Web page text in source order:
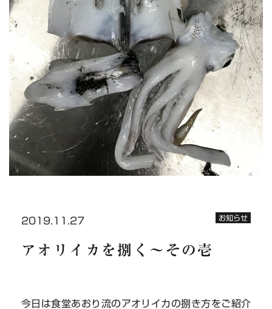
2019.11.27 お知らせ
アオリイカを捌く〜その壱
今日は食堂あおり流のアオリイカの捌き方をご紹介